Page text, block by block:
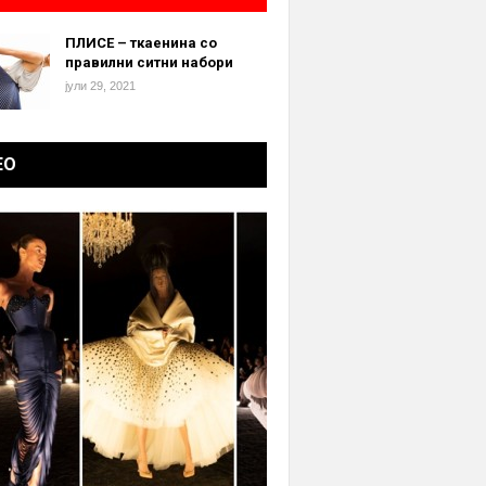
ПЛИСЕ – ткаенина со
правилни ситни набори
јули 29, 2021